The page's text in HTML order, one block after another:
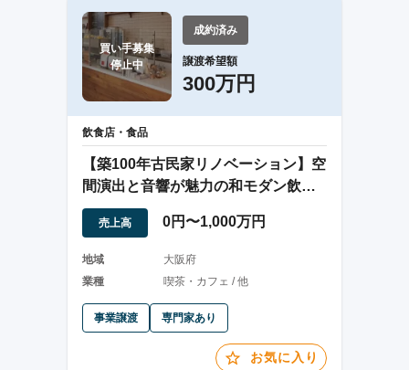
買い手募集
停止中
成約済み
譲渡希望額
300万円
飲食店・食品
【築100年古民家リノベーション】空
間演出と音響が魅力の和モダン飲食
譲渡案件
売上高 0円〜1,000万円
地域
大阪府
業種
喫茶・カフェ / 他
事業譲渡 専門家あり
お気に入り